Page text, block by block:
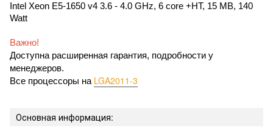
Intel Xeon E5-1650 v4 3.6 - 4.0 GHz, 6 core +HT, 15 MB, 140
Watt
Важно!
Доступна расширенная гарантия, подробности у
менеджеров.
Все процессоры на LGA2011-3
Основная информация: